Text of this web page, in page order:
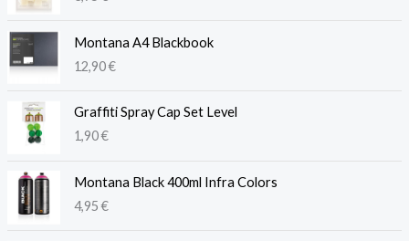
Montana A4 Blackbook
12,90€
Graffiti Spray Cap Set Level
1,90€
Montana Black 400ml Infra Colors
4,95€